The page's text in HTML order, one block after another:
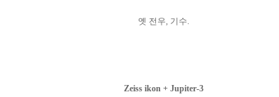
옛 전우, 기수.
Zeiss ikon + Jupiter-3